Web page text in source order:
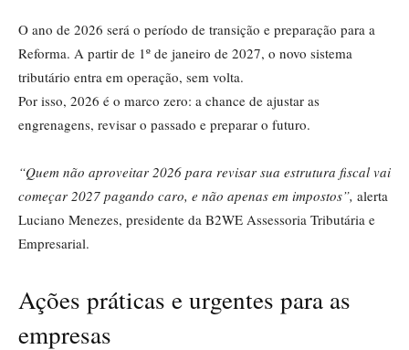
O ano de 2026 será o período de transição e preparação para a
Reforma. A partir de 1º de janeiro de 2027, o novo sistema
tributário entra em operação, sem volta.
Por isso, 2026 é o marco zero: a chance de ajustar as
engrenagens, revisar o passado e preparar o futuro.
“Quem não aproveitar 2026 para revisar sua estrutura fiscal vai
começar 2027 pagando caro, e não apenas em impostos”, alerta
Luciano Menezes, presidente da B2WE Assessoria Tributária e
Empresarial.
Ações práticas e urgentes para as
empresas